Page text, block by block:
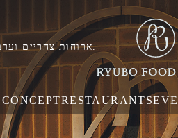
ארוחות צהריים וערב זמינות בקומוג'י, נאהא, אוקינאווה, עם גישה נוחה מאזור שורי.
CONCEPTRESTAURANTS